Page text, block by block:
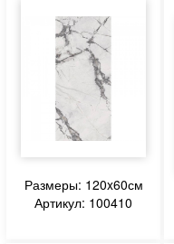
Размеры: 120x60см
Артикул: 100410